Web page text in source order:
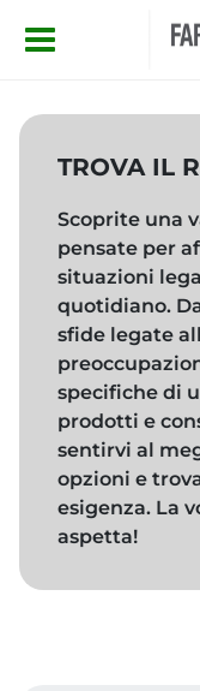
TROVA IL
Scoprite una
pensate per
situazioni
quotidiano.
sfide legate
specifiche di
prodotti e
sentirvi al
opzioni e
esigenza. La
aspetta!